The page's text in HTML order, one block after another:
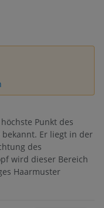
Punkt des
bekannt. Er liegt in der
des
wird dieser Bereich
Haarmuster